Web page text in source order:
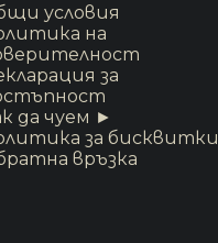
условия
на
за
да чуем ►
за бисквитки
връзка